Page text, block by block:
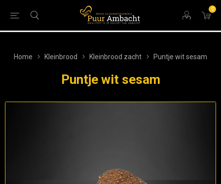
0
Home Kleinbrood Kleinbrood zacht Puntje wit sesam
Puntje wit sesam